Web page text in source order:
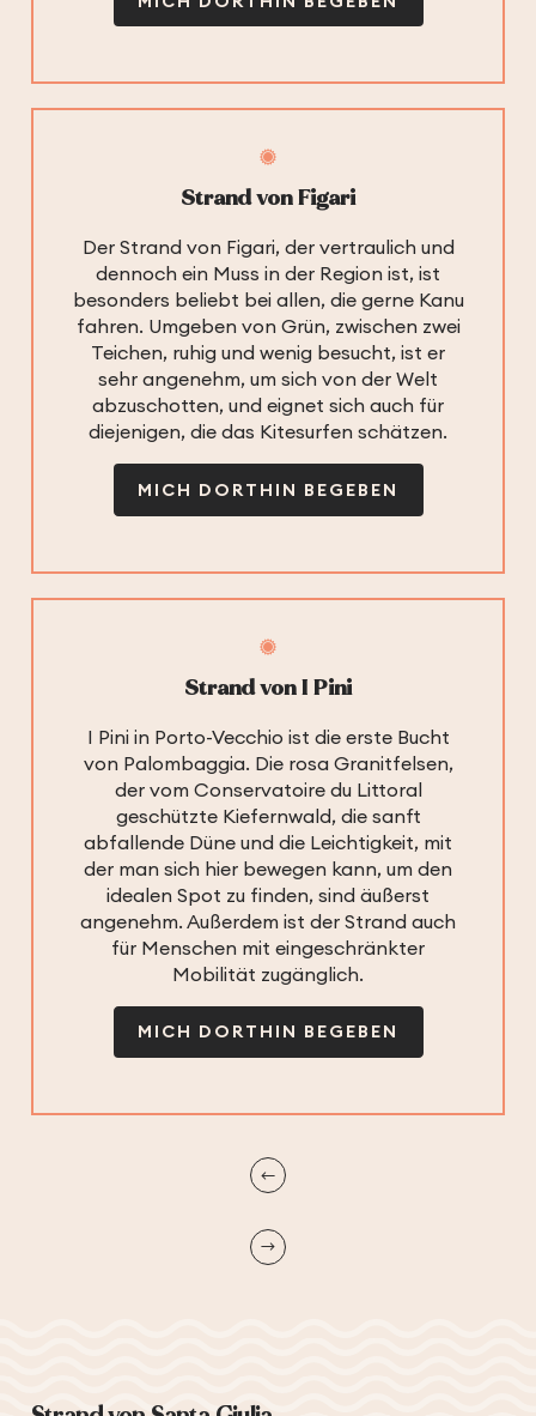
Strand von Figari
Der Strand von Figari, der vertraulich und
dennoch ein Muss in der Region ist, ist
besonders beliebt bei allen, die gerne Kanu
fahren. Umgeben von Grün, zwischen zwei
Teichen, ruhig und wenig besucht, ist er
sehr angenehm, um sich von der Welt
abzuschotten, und eignet sich auch für
diejenigen, die das Kitesurfen schätzen.
MICH DORTHIN BEGEBEN
Strand von I Pini
I Pini in Porto-Vecchio ist die erste Bucht
von Palombaggia. Die rosa Granitfelsen,
der vom Conservatoire du Littoral
geschützte Kiefernwald, die sanft
abfallende Düne und die Leichtigkeit, mit
der man sich hier bewegen kann, um den
idealen Spot zu finden, sind äußerst
angenehm. Außerdem ist der Strand auch
für Menschen mit eingeschränkter
Mobilität zugänglich.
MICH DORTHIN BEGEBEN